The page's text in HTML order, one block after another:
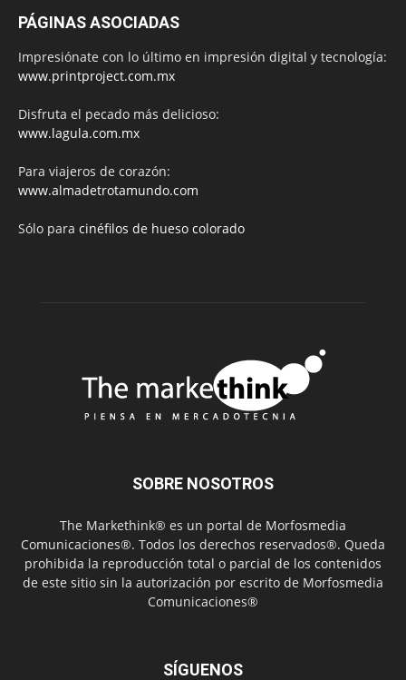
PÁGINAS ASOCIADAS
Impresiónate con lo último en impresión digital y tecnología:
www.printproject.com.mx
Disfruta el pecado más delicioso:
www.lagula.com.mx
Para viajeros de corazón:
www.almadetrotamundo.com
Sólo para cinéfilos de hueso colorado
SOBRE NOSOTROS
The Markethink® es un portal de Morfosmedia
Comunicaciones®. Todos los derechos reservados®. Queda
prohibida la reproducción total o parcial de los contenidos
de este sitio sin la autorización por escrito de Morfosmedia
Comunicaciones®
SÍGUENOS